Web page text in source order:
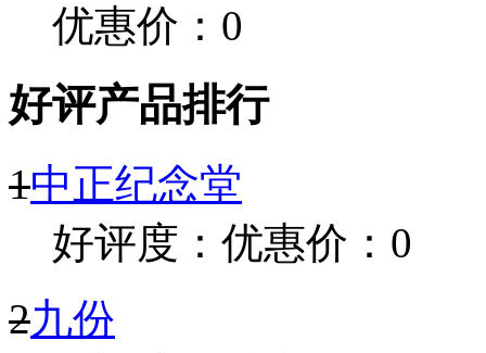
优惠价：0
好评产品排行
1中正纪念堂
好评度： 优惠价：0
2九份